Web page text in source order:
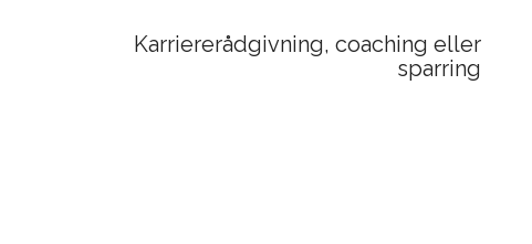
Karriererådgivning, coaching eller
sparring